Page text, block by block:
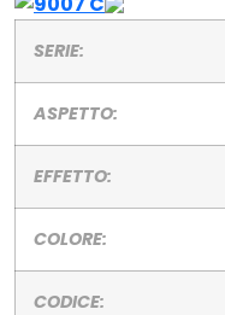
SERIE:
ASPETTO:
EFFETTO:
COLORE:
CODICE: